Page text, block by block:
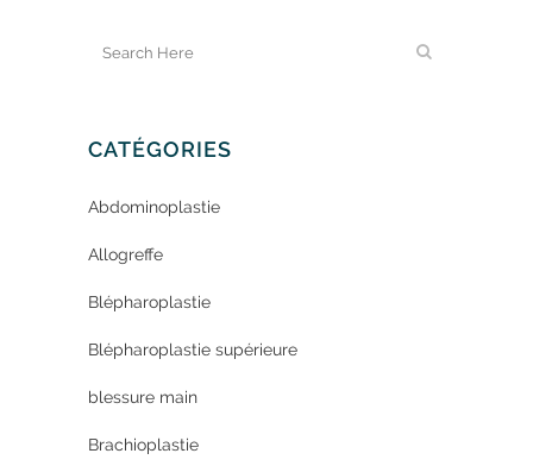
CATÉGORIES
Abdominoplastie
Allogreffe
Blépharoplastie
Blépharoplastie supérieure
blessure main
Brachioplastie